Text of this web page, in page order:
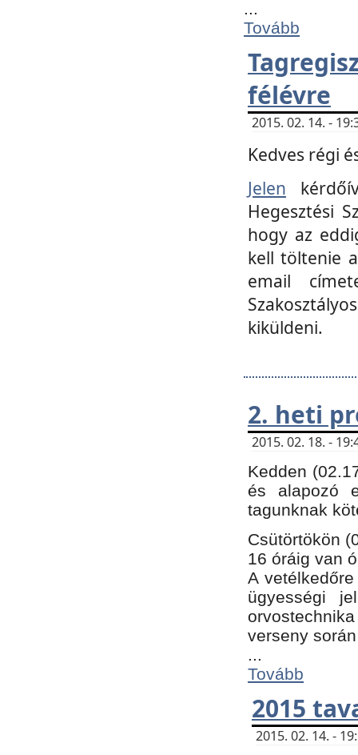
...
Tovább
félévre
2015. 02. 14. -
Kedves régi
Jelen
Hegesztési
hogy az
kell töltenie
email
kiküldeni.
2. heti
2015. 02. 18. -
Kedden
és alapozó
tagunknak
Csütörtökön
16 óráig van
A
ügyességi
verseny
...
Tovább
2015
2015. 02. 14. -